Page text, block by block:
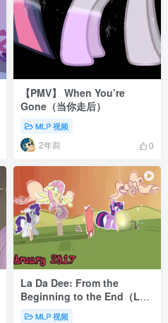
【PMV】 When You’re
Gone（当你走后）
MLP 视频
2年前 0
La Da Dee: From the
Beginning to the End（La
Da Dee 历史版本迭代）
MLP 视频